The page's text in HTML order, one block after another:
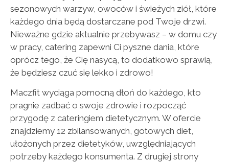
sezonowych warzyw, owoców i świeżych ziół, które
każdego dnia będą dostarczane pod Twoje drzwi.
Nieważne gdzie aktualnie przebywasz – w domu czy
w pracy, catering zapewni Ci pyszne dania, które
oprócz tego, że Cię nasycą, to dodatkowo sprawią,
że będziesz czuć się lekko i zdrowo!
Maczfit wyciąga pomocną dłoń do każdego, kto
pragnie zadbać o swoje zdrowie i rozpocząć
przygodę z cateringiem dietetycznym. W ofercie
znajdziemy 12 zbilansowanych, gotowych diet,
ułożonych przez dietetyków, uwzględniających
potrzeby każdego konsumenta. Z drugiej strony